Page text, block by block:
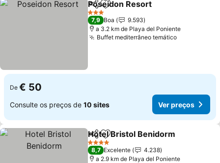
PartilharAdicionar aos favoritos
Poseidon Resort
3 Estrelas
7,9 Boa
9.593
a 3.2 km de Playa del Poniente
Buffet mediterrâneo temático
De € 50
Consulte os preços de 10 sites Ver preços
PartilharAdicionar aos favoritos
Hotel Bristol Benidorm
4 Estrelas
8,7 Excelente
4.238
a 2.9 km de Playa del Poniente